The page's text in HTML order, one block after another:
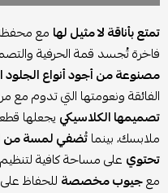
تمتع بأناقة لا مثيل لها مع
فاخرة تُجسد قمة الحرفية
مصنوعة من أجود أنواع الجلود
الفائقة ونعومتها التي تدوم مع
تصميمها الكلاسيكي يجعلها
ملابسك، بينماتُضفي لمسة من
تحتوي على مساحة كافية
معجيوب مخصصة للحفاظ